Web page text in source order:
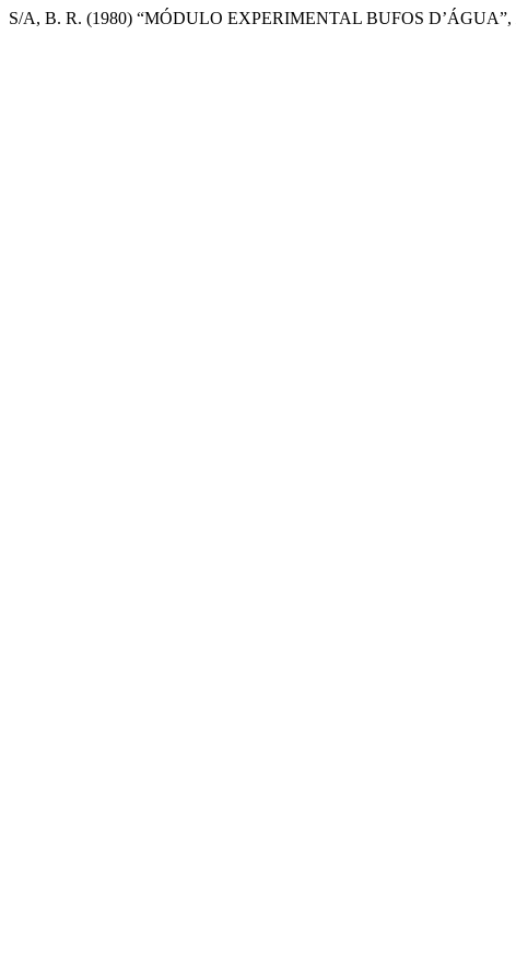
S/A, B. R. (1980) “MÓDULO EXPERIMENTAL BUFOS D’ÁGUA”,